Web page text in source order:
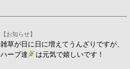
【お知らせ】
雑草が日に日に増えてうんざりですが、
ハーブ達
は元気で嬉しいです！